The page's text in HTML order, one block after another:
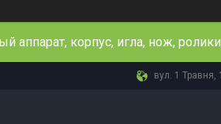
аппарат, корпус, игла, нож,
вул. 1 Травня,